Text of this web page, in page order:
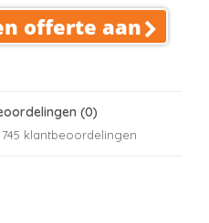
offerte aan
(0)
745 klantbeoordelingen